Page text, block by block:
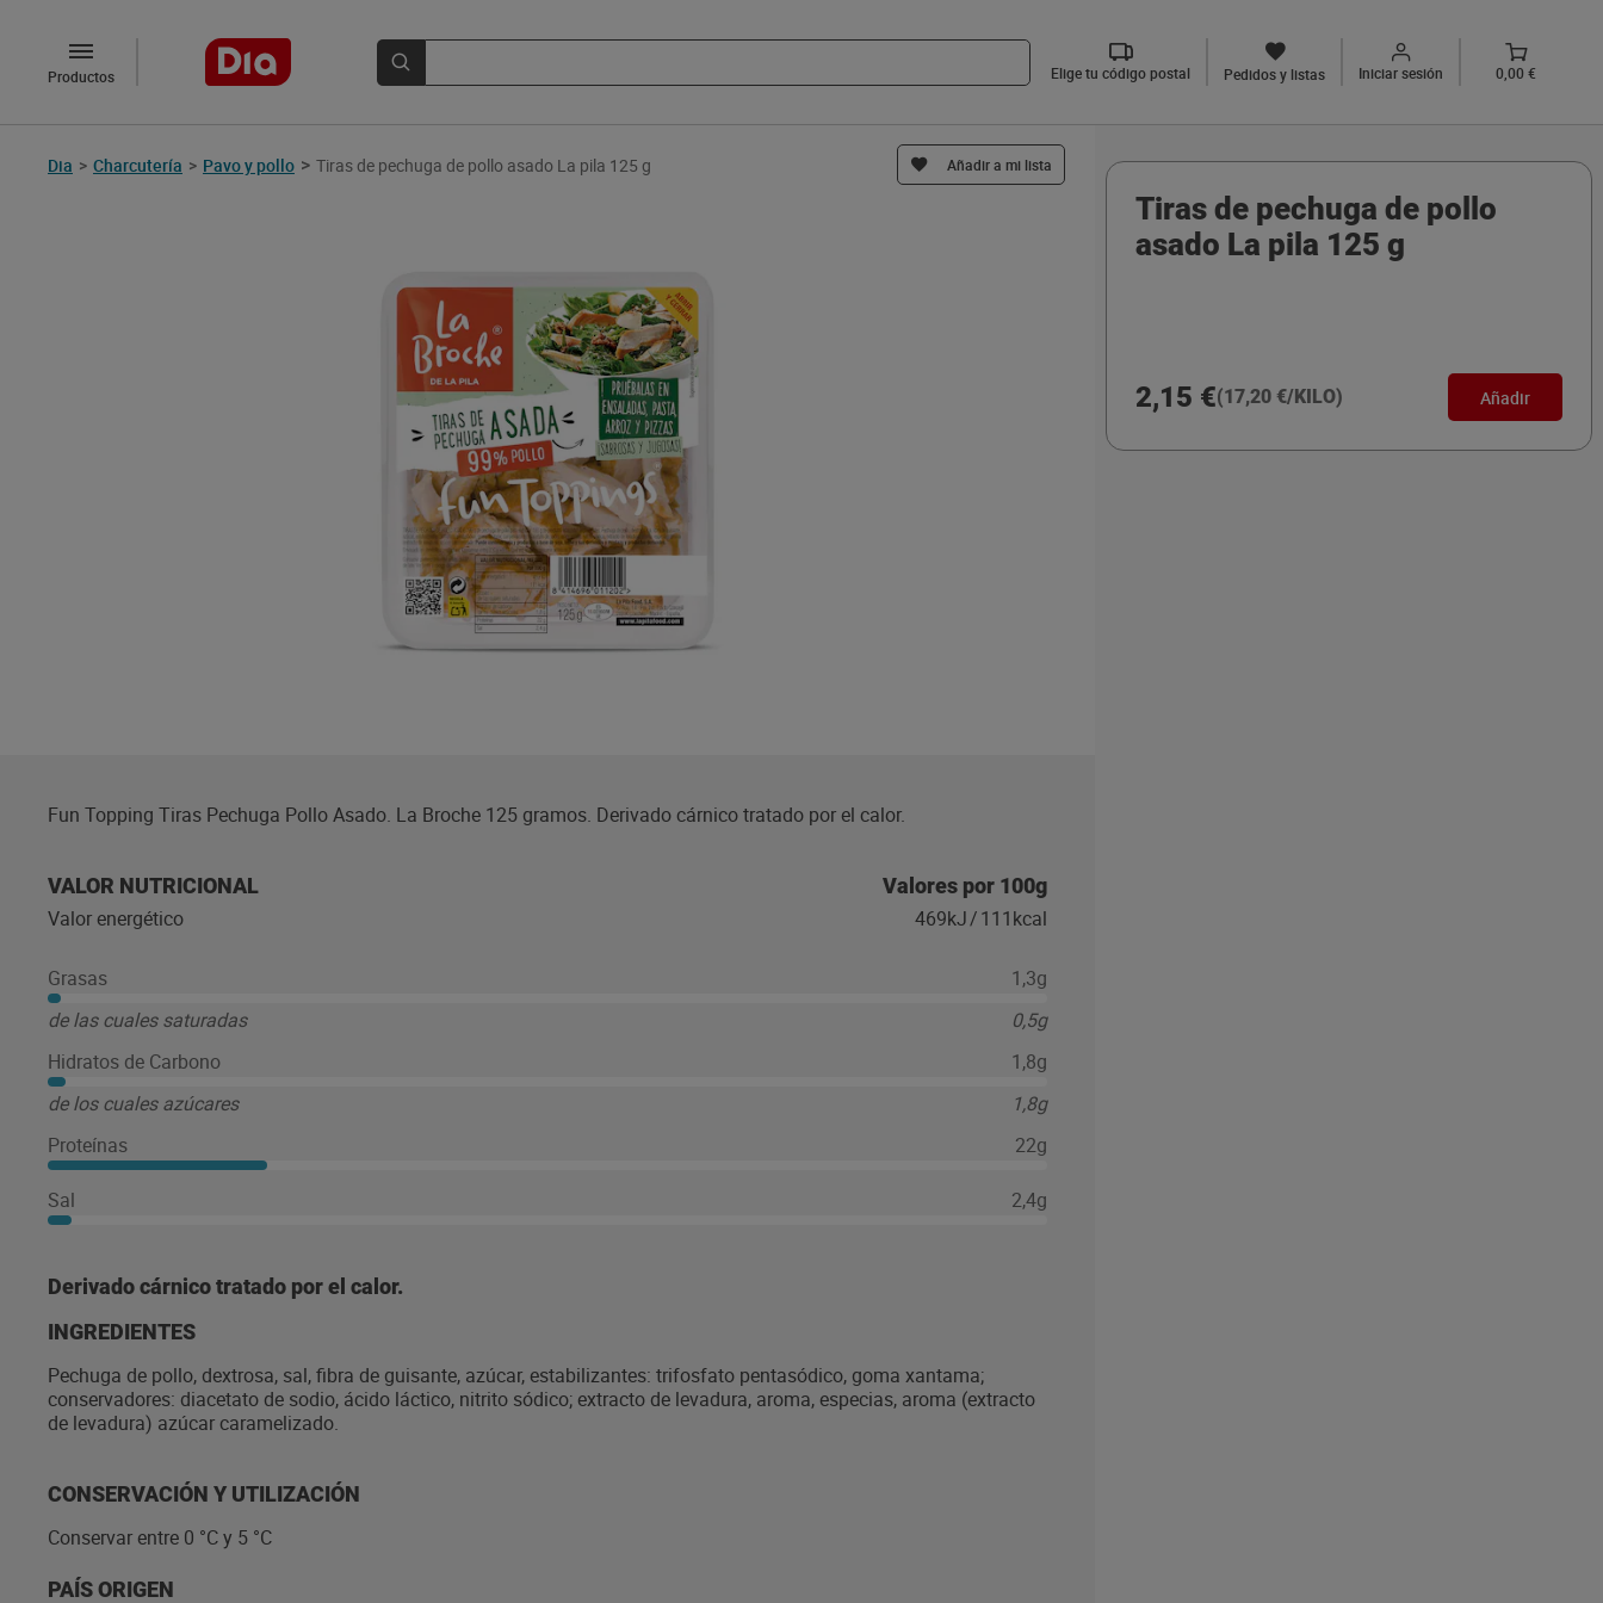
Productos Elige tu código postal Pedidos y listas Iniciar sesión 0,00 €
Dia > Charcutería > Pavo y pollo > Tiras de pechuga de pollo asado La pila 125 g Añadir a mi lista
Fun Topping Tiras Pechuga Pollo Asado. La Broche 125 gramos. Derivado cárnico tratado por el calor.
VALOR NUTRICIONAL Valores por 100g
Valor energético 469kJ/111kcal
Grasas
1,3g
de las cuales saturadas
0,5g
Hidratos de Carbono
1,8g
de los cuales azúcares
1,8g
Proteínas
22g
Sal 2,4g
Derivado cárnico tratado por el calor.
INGREDIENTES
Pechuga de pollo, dextrosa, sal, fibra de guisante, azúcar, estabilizantes: trifosfato pentasódico, goma xantama;
conservadores: diacetato de sodio, ácido láctico, nitrito sódico; extracto de levadura, aroma, especias, aroma (extracto
de levadura) azúcar caramelizado.
CONSERVACIÓN Y UTILIZACIÓN
Conservar entre 0 °C y 5 °C
PAÍS ORIGEN
Tiras de pechuga de pollo
asado La pila 125 g
2,15 €(17,20 €/KILO) Añadir